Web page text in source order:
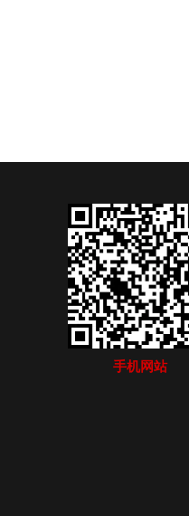
手机网站